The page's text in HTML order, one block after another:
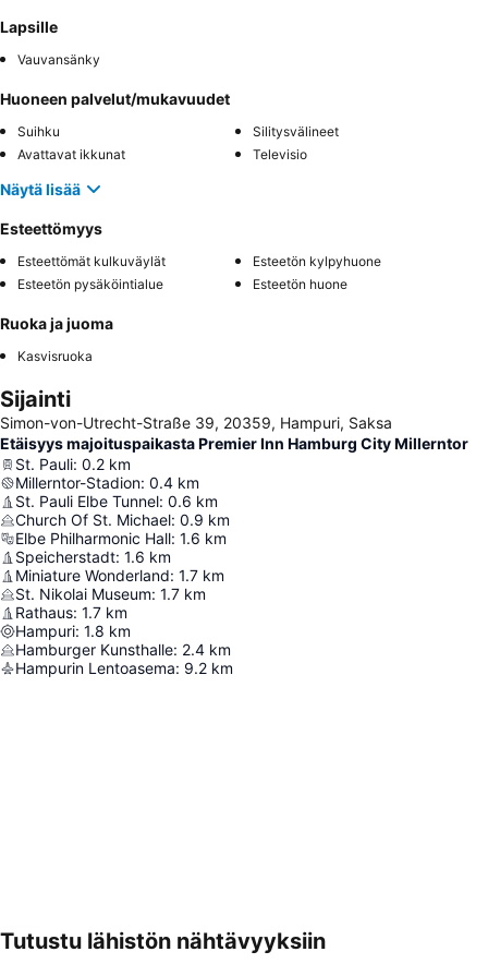
Lapsille
Vauvansänky
Huoneen palvelut/mukavuudet
Suihku
Silitysvälineet
Avattavat ikkunat
Televisio
Näytä lisää
Esteettömyys
Esteettömät kulkuväylät
Esteetön kylpyhuone
Esteetön pysäköintialue
Esteetön huone
Ruoka ja juoma
Kasvisruoka
Sijainti
Simon-von-Utrecht-Straße 39, 20359, Hampuri, Saksa
Etäisyys majoituspaikasta Premier Inn Hamburg City Millerntor
St. Pauli: 0.2 km
Millerntor-Stadion: 0.4 km
St. Pauli Elbe Tunnel: 0.6 km
Church Of St. Michael: 0.9 km
Elbe Philharmonic Hall: 1.6 km
Speicherstadt: 1.6 km
Miniature Wonderland: 1.7 km
St. Nikolai Museum: 1.7 km
Rathaus: 1.7 km
Hampuri: 1.8 km
Hamburger Kunsthalle: 2.4 km
Hampurin Lentoasema: 9.2 km
Tutustu lähistön nähtävyyksiin